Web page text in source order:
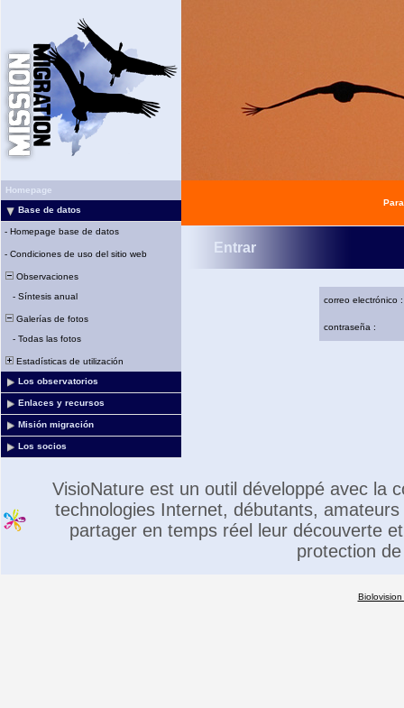
Homepage
Base de datos
- Homepage base de datos
- Condiciones de uso del sitio web
Observaciones
- Síntesis anual
Galerías de fotos
- Todas las fotos
Estadísticas de utilización
Los observatorios
Enlaces y recursos
Misión migración
Los socios
Entrar
correo electrónico :
contraseña :
VisioNature est un outil développé avec la
technologies Internet, débutants,
partager en temps réel leur découverte
protection
Biolovision